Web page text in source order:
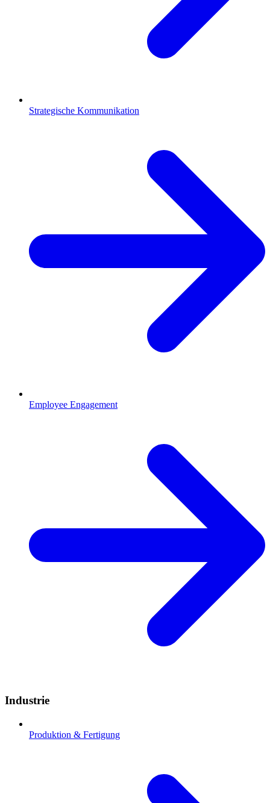
Strategische Kommunikation
Employee Engagement
Industrie
Produktion & Fertigung